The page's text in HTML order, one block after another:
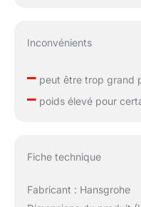
Inconvénients
–peut être trop grand
–poids élevé pour
Fiche technique
Fabricant : Hansgrohe